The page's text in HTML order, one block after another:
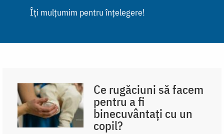
Îți mulțumim pentru înțelegere!
Ce rugăciuni să facem
pentru a fi
binecuvântați cu un
copil?